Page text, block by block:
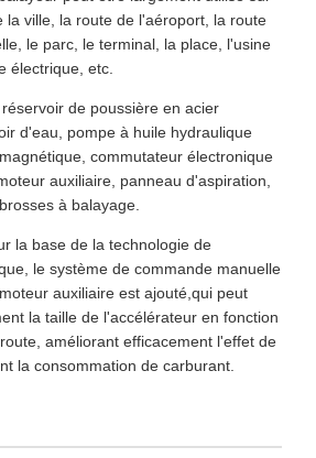
la ville, la route de l'aéroport, la route
le parc, le terminal, la place, l'usine
électrique, etc.
de poussière en acier
d'eau, pompe à huile hydraulique
commutateur électronique
auxiliaire, panneau d'aspiration,
à balayage.
la base de la technologie de
le système de commande manuelle
auxiliaire est ajouté,qui peut
la taille de l'accélérateur en fonction
améliorant efficacement l'effet de
la consommation de carburant.